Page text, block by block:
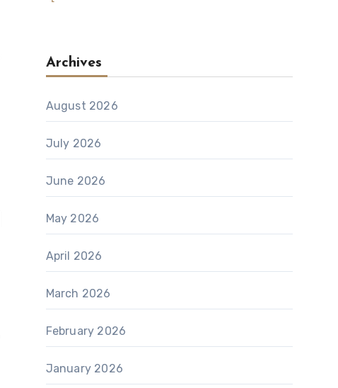
Archives
August 2026
July 2026
June 2026
May 2026
April 2026
March 2026
February 2026
January 2026